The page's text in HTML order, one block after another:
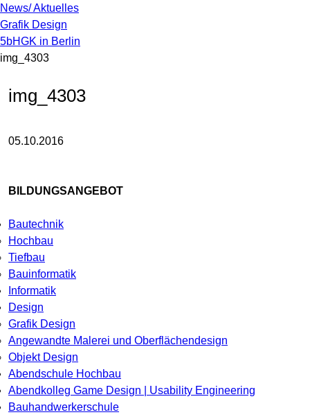
News/ Aktuelles
Grafik Design
5bHGK in Berlin
img_4303
img_4303
05.10.2016
BILDUNGSANGEBOT
Bautechnik
Hochbau
Tiefbau
Bauinformatik
Informatik
Design
Grafik Design
Angewandte Malerei und Oberflächendesign
Objekt Design
Abendschule Hochbau
Abendkolleg Game Design | Usability Engineering
Bauhandwerkerschule